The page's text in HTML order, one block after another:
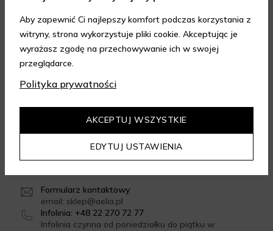
Formularz kontaktowy
email: sklep@aelia.pl
Infolinia: +48 22 270 72 77
Infolinia czynna od poniedziałku do piątku w
FORMY DOSTAWY
5.00
Aby zapewnić Ci najlepszy komfort podczas korzystania z
witryny, strona wykorzystuje pliki cookie. Akceptując je
wyrażasz zgodę na przechowywanie ich w swojej
przeglądarce.
Polityka prywatności
EDYTUJ USTAWIENIA
AKCEPTUJ WSZYSTKIE